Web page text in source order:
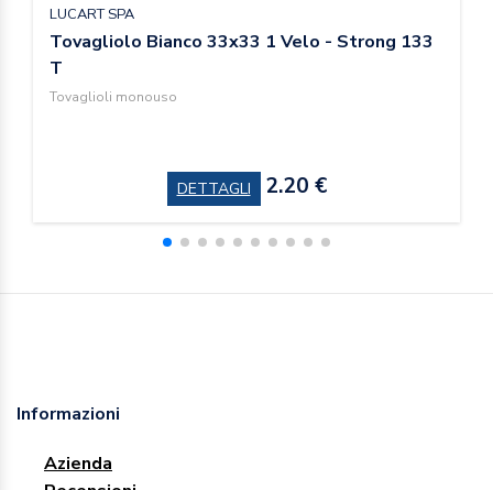
LUCART SPA
Tovagliolo Bianco 33x33 1 Velo - Strong 133
T
Tovaglioli monouso
DETTAGLI 2.20 €
Informazioni
Azienda